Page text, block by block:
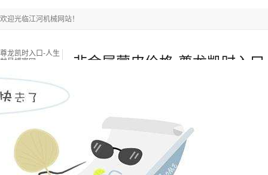
欢迎光临江河机械网站！
尊龙凯时入口-人生
就是博官网
非金属蒙皮价格-尊龙凯时入口
尊龙凯时入口-人生就是博官网 耐磨陶瓷管
新闻中心 关于江河 联系江河
热门搜索关键词： 锅炉燃烧器 锅炉衬板采购 锅炉风帽